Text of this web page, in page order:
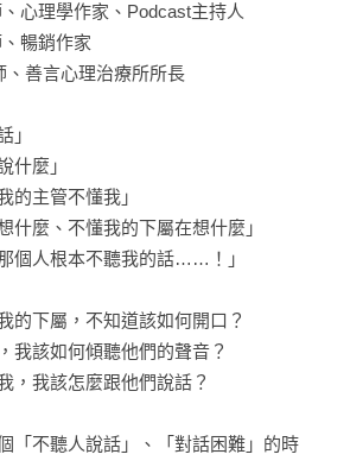
、心理學作家、Podcast主持人
、暢銷作家
、善言心理治療所所長
」
什麼」
的主管不懂我」
什麼、不懂我的下屬在想什麼」
個人根本不聽我的話……！」
的下屬，不知道該如何開口？
我該如何傾聽他們的聲音？
，我該怎麼跟他們說話？
「不聽人說話」、「對話困難」的時